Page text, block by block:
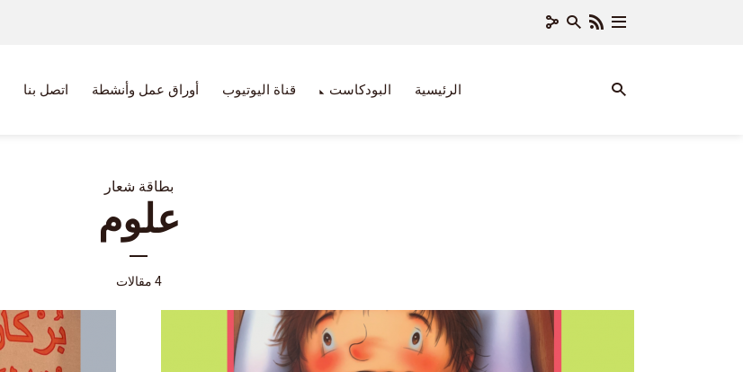
الرئيسية البودكاست قناة اليوتيوب أوراق عمل وأنشطة اتصل بنا
بطاقة شعار
علوم
4 مقالات